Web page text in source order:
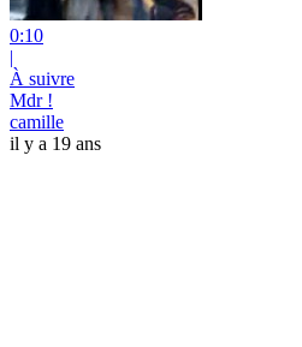
0:10
|
À suivre
Mdr !
camille
il y a 19 ans